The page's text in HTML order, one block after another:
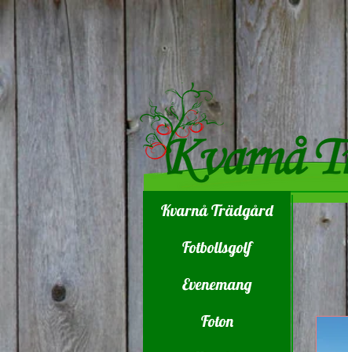
Kvarnå Trädgård
Fotbollsgolf
Evenemang
Foton